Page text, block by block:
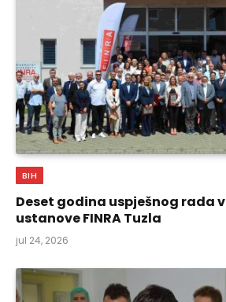
BIH
Deset godina uspješnog rada
ustanove FINRA Tuzla
jul 24, 2026